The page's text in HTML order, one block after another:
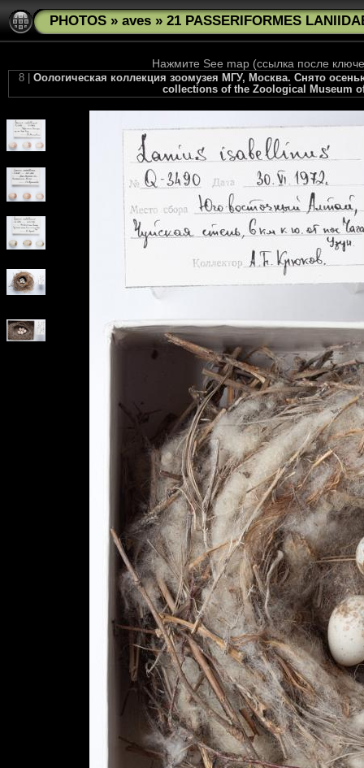
PHOTOS » aves » 21 PASSERIFORMES
Нажмите See map (ссылка после
8 | Оологическая коллекция зоомузея МГУ, Москва. Снято
collections of the Zoological Museum